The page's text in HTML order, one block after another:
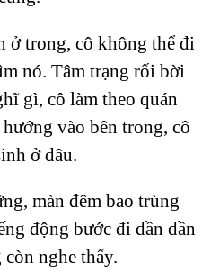
ở trong, cô không thể đi
nó. Tâm trạng rối bời
gì, cô làm theo quán
vào bên trong, cô
ở đâu.
màn đêm bao trùng
động bước đi dần dần
nghe thấy.